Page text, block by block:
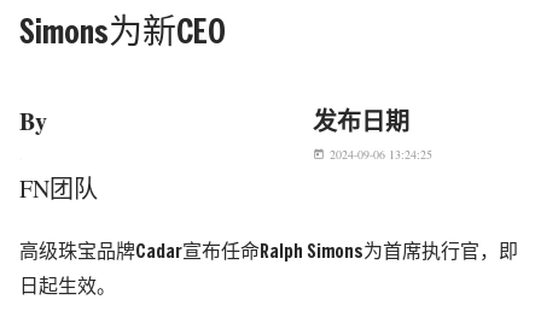
Simons为新CEO
By
FN团队
发布日期
today 2024-09-06 13:24:25
高级珠宝品牌Cadar宣布任命Ralph Simons为首席执行官，即
日起生效。